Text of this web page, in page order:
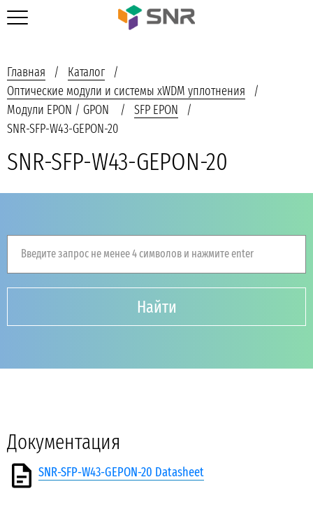
Главная
Каталог
Оптические модули и системы xWDM уплотнения
Модули EPON / GPON
SFP EPON
SNR-SFP-W43-GEPON-20
SNR-SFP-W43-GEPON-20
Введите запрос не менее 4 символов и нажмите enter
Найти
Документация
SNR-SFP-W43-GEPON-20 Datasheet